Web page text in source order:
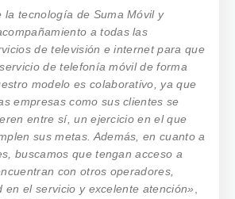
la tecnología de Suma Móvil y
a todas las
de televisión e internet para que
de telefonía móvil de forma
modelo es colaborativo, ya que
empresas como sus clientes se
entre sí, un ejercicio en el que
sus metas. Además, en cuanto a
buscamos que tengan acceso a
con otros operadores,
en el servicio y excelente atención»